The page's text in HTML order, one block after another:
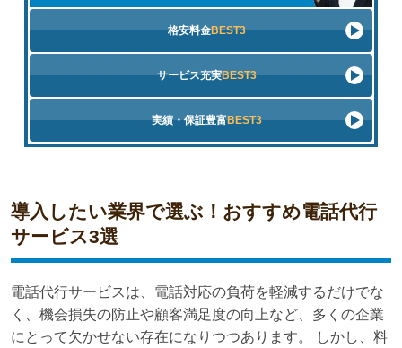
格安料金BEST3
サービス充実BEST3
実績・保証豊富BEST3
導入したい業界で選ぶ！おすすめ電話代行
サービス3選
電話代行サービスは、電話対応の負荷を軽減するだけでな
く、機会損失の防止や顧客満足度の向上など、多くの企業
にとって欠かせない存在になりつつあります。 しかし、料